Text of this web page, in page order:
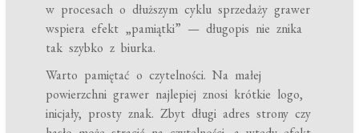
w procesach o dłuższym cyklu sprzedaży grawer
wspiera efekt „pamiątki” — długopis nie znika
tak szybko z biurka.
Warto pamiętać o czytelności. Na małej
powierzchni grawer najlepiej znosi krótkie logo,
inicjały, prosty znak. Zbyt długi adres strony czy